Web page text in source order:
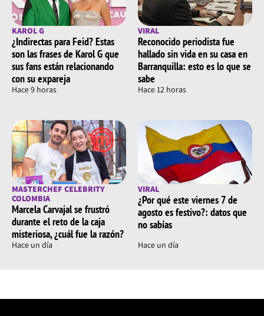
Recordemos que en sus redes sociales realizaba una
dinámica denominada: ‘El costeñol’, en donde sometía
a sus compañeros a emitir frases típicas de la costa
colombiana como: “Weijeé” y “La gente´l pueblo”.
Incluso, junto a Aco Pérez, salía al aire con icónicas
frases estampadas en sus camisetas, resaltando la
Su participación en Leandro Díaz
Actualmente, la cartagenera es una de las actrices de la
telenovela 'Leandro Díaz', la cual se centra en contar la
historia de este importante juglar vallenato.
Allí, interpreta a Erótida Duarte, tía de Leandro y
hermana de su padre Onofre, quien siempre le ha dado
todo su cariño y entrega; además, es la persona que
cuida a su madre Remedios, teniendo en cuenta los
ver a Aida Bossa en acción, en donde seguramente
KAROL G
¿Indirectas para Feid? Estas
son las frases de Karol G que
sus fans están relacionando
con su expareja
Hace 9 horas
VIRAL
Reconocido periodista fue
hallado sin vida en su casa en
Barranquilla: esto es lo que se
sabe
Hace 12 horas
MASTERCHEF CELEBRITY
COLOMBIA
Marcela Carvajal se frustró
durante el reto de la caja
misteriosa, ¿cuál fue la razón?
Hace un día
VIRAL
¿Por qué este viernes 7 de
agosto es festivo?: datos que
no sabías
Hace un día